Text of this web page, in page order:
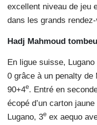
excellent niveau de jeu
dans les grands
Hadj Mahmoud
En ligue suisse,
0 grâce à un penalty de
90+4e. Entré en
écopé d’un carton
Lugano, 3e ex aequo